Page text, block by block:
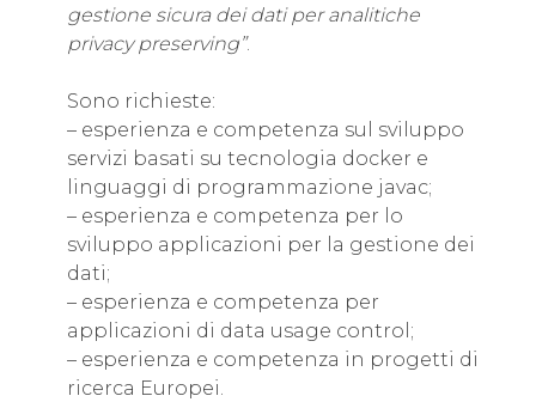
gestione sicura dei dati per analitiche
privacy preserving”.
Sono richieste:
– esperienza e competenza sul sviluppo
servizi basati su tecnologia docker e
linguaggi di programmazione javac;
– esperienza e competenza per lo
sviluppo applicazioni per la gestione dei
dati;
– esperienza e competenza per
applicazioni di data usage control;
– esperienza e competenza in progetti di
ricerca Europei.